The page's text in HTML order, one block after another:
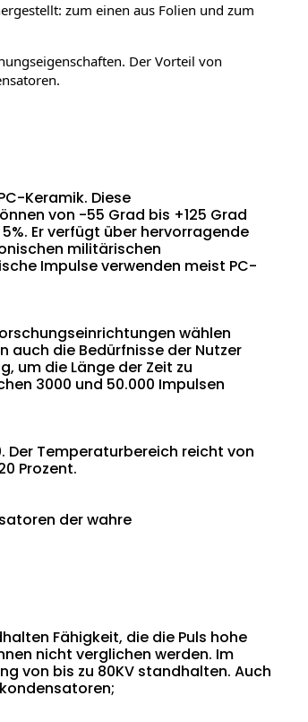
zum einen aus Folien und zum
Der Vorteil von
Keramik. Diese
von -55 Grad bis +125 Grad
Er verfügt über hervorragende
militärischen
Impulse verwenden meist PC-
wählen
auch die Bedürfnisse der Nutzer
um die Länge der Zeit zu
3000 und 50.000 Impulsen
Der Temperaturbereich reicht von
Prozent.
der wahre
Fähigkeit, die die Puls hohe
nicht verglichen werden. Im
von bis zu 80KV standhalten. Auch